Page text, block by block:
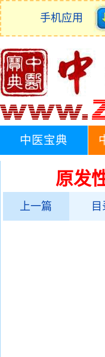
手机应用
中医宝典
原发
上一篇 目